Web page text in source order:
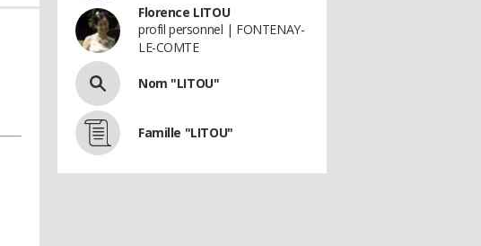
Florence LITOU
profil personnel | FONTENAY-
LE-COMTE
Nom "LITOU"
Famille "LITOU"